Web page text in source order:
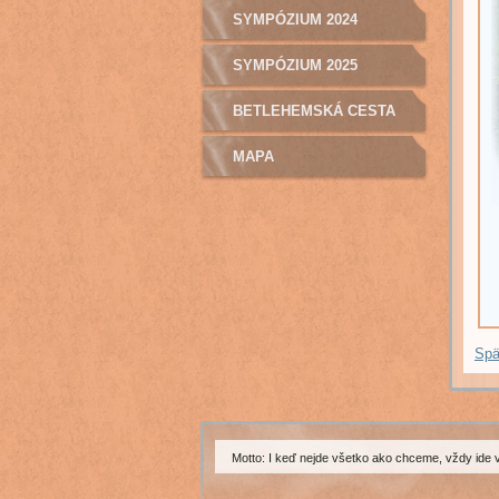
SYMPÓZIUM 2024
SYMPÓZIUM 2025
BETLEHEMSKÁ CESTA
MAPA
Motto: I keď nejde všetko ako chceme, vždy ide